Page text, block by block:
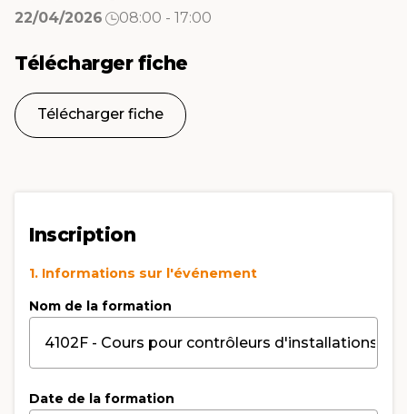
22/04/2026
08:00 - 17:00
Télécharger fiche
Télécharger fiche
Inscription
1. Informations sur l'événement
Nom de la formation
Date de la formation